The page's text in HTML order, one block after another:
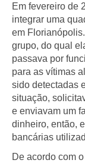
Em fevereiro de
integrar uma
em
grupo, do qual
passava por
para as vítimas
sido detectadas
situação,
e enviavam um
dinheiro, então,
bancárias
De acordo com